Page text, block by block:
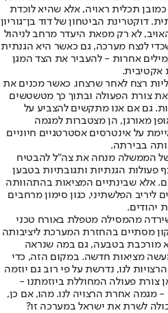
תכלית ראויה, אלא שהיא לוכדת
דוקטרינת הביטחון של דוד בן־גוריון
לא רק מפאת היעדר מרחב לניהול
לנצח מערכה, גם כאשר היא הגנתית
אחרות - להעביר את הצד המגן
אקטיבית.
רצח לאחר שרצחו. כאשר מכנים את
צורת הפעולה ובתוך כך מטשטשים
גם אם אנו מתקשים להצביע על
מאורגן, הן מצטברות למגמה
על אינטרסים אסטרטגיים חיוניים
בבירתה.
הממשלה מנחה את צה"ל להבטיח
פעולות הגנתיות ותגובתיות בטבען
אלא שבינתיים המציאות בהתהוותה
ליריב הפלשתיני, כגון סימון מרחבים
יהודים.
מהמסילה מטפלת באורח טכני
מסתיים בהחזרת המערכת ליציבותה
מורכבת בטבעה, גם במה שנראה
מציאות חדשה. במקום הזה, כדי
לנו, נדרשת על פי רוב גם יוזמה
פעולה המחוללת ביוזמתנו -
- מגמה אחרת הרצויה לנו. מהו, אם כן,
לשרת את ישראל במערכה זו?